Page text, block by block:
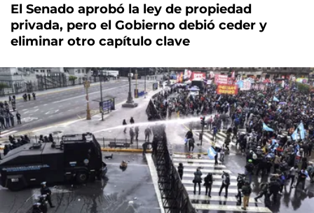
El Senado aprobó la ley de propiedad
privada, pero el Gobierno debió ceder y
eliminar otro capítulo clave